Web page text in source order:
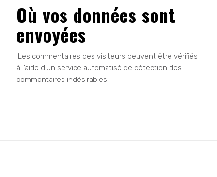
Où vos données sont
envoyées
Les commentaires des visiteurs peuvent être vérifiés
à l’aide d’un service automatisé de détection des
commentaires indésirables.